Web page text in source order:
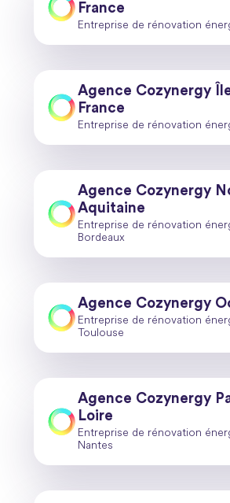
France
Entreprise de rénovation
Agence Cozynergy
France
Entreprise de rénovation
Agence Cozynergy
Aquitaine
Entreprise de rénovation
Bordeaux
Agence Cozynergy
Entreprise de rénovation
Toulouse
Agence Cozynergy
Loire
Entreprise de rénovation
Nantes